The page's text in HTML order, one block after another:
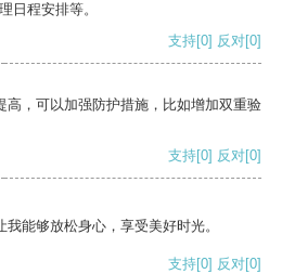
日程安排等。
支持[0] 反对[0]
高，可以加强防护措施，比如增加双重验
支持[0] 反对[0]
能够放松身心，享受美好时光。
支持[0] 反对[0]